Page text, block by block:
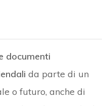
documenti
da parte di un
o futuro, anche di